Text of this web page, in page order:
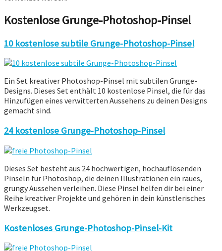
Kostenlose Grunge-Photoshop-Pinsel
10 kostenlose subtile Grunge-Photoshop-Pinsel
Ein Set kreativer Photoshop-Pinsel mit subtilen Grunge-
Designs. Dieses Set enthält 10 kostenlose Pinsel, die für das
Hinzufügen eines verwitterten Aussehens zu deinen Designs
gemacht sind.
24 kostenlose Grunge-Photoshop-Pinsel
Dieses Set besteht aus 24 hochwertigen, hochauflösenden
Pinseln für Photoshop, die deinen Illustrationen ein raues,
grungy Aussehen verleihen. Diese Pinsel helfen dir bei einer
Reihe kreativer Projekte und gehören in dein künstlerisches
Werkzeugset.
Kostenloses Grunge-Photoshop-Pinsel-Kit